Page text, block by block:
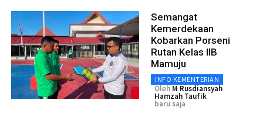
Semangat
Kemerdekaan
Kobarkan Porseni
Rutan Kelas IIB
Mamuju
INFO KEMENTERIAN
Oleh M Rusdiansyah
Hamzah Taufik
baru saja